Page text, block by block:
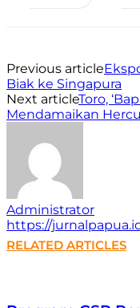
Previous article
Biak ke Singapura
Next articleToro,
Mendamaikan
Administrator
https://
RELATED ARTICLES